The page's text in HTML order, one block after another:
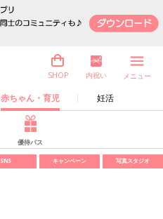
赤ちゃん・育児 妊活
SHOP 内祝い メニュー
優待パス
SNS キャンペーン 写真スタジオ